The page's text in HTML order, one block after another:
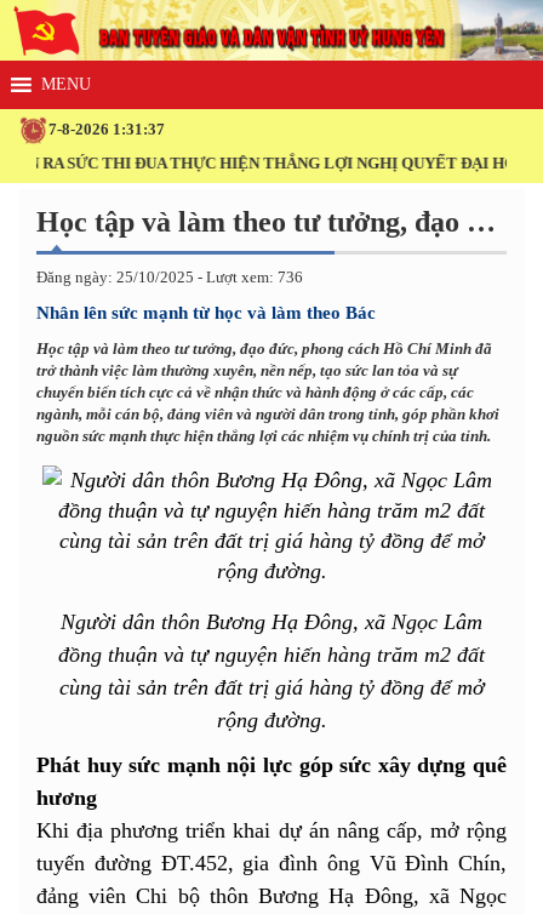
7-8-2026 1:31:38
RA SỨC THI ĐUA THỰC HIỆN THẮNG LỢI NGHỊ QUYẾT ĐẠI HỘI XIV
Học tập và làm theo tư tưởng, đạo đức, phong cách Hồ Chí Minh
Đăng ngày: 25/10/2025 - Lượt xem: 736
Nhân lên sức mạnh từ học và làm theo Bác
Học tập và làm theo tư tưởng, đạo đức, phong cách Hồ Chí Minh đã
trở thành việc làm thường xuyên, nền nếp, tạo sức lan tỏa và sự
chuyển biến tích cực cả về nhận thức và hành động ở các cấp, các
ngành, mỗi cán bộ, đảng viên và người dân trong tỉnh, góp phần khơi
nguồn sức mạnh thực hiện thắng lợi các nhiệm vụ chính trị của tỉnh.
Người dân thôn Bương Hạ Đông, xã Ngọc Lâm
đồng thuận và tự nguyện hiến hàng trăm m2 đất
cùng tài sản trên đất trị giá hàng tỷ đồng để mở
rộng đường.
Phát huy sức mạnh nội lực góp sức xây dựng quê
hương
Khi địa phương triển khai dự án nâng cấp, mở rộng
tuyến đường ĐT.452, gia đình ông Vũ Đình Chín,
đảng viên Chi bộ thôn Bương Hạ Đông, xã Ngọc